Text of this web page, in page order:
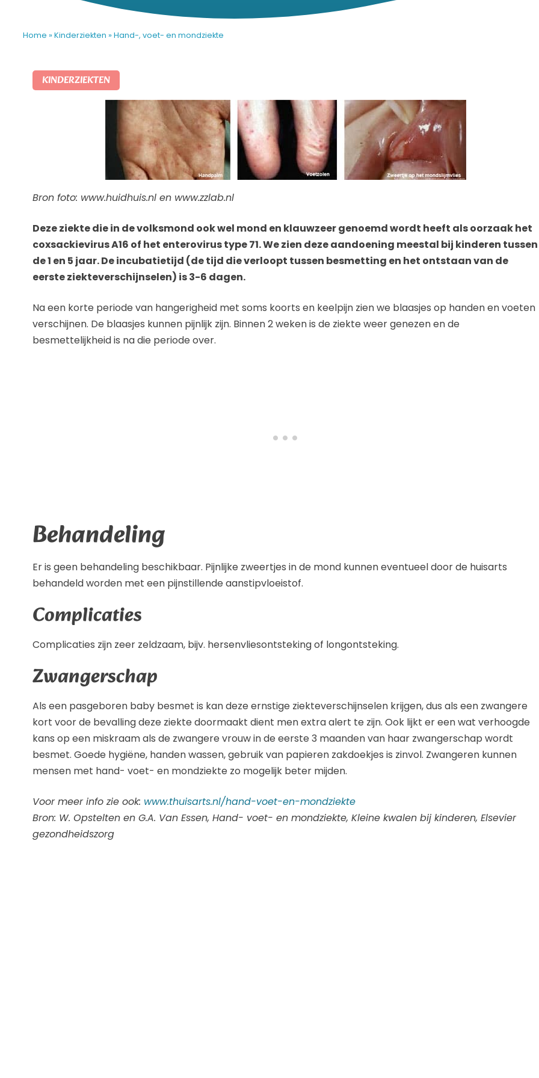
Home » Kinderziekten » Hand-, voet- en mondziekte
KINDERZIEKTEN
Bron foto: www.huidhuis.nl en www.zzlab.nl
Deze ziekte die in de volksmond ook wel mond en klauwzeer genoemd wordt heeft als oorzaak het
coxsackievirus A16 of het enterovirus type 71. We zien deze aandoening meestal bij kinderen tussen
de 1 en 5 jaar. De incubatietijd (de tijd die verloopt tussen besmetting en het ontstaan van de
eerste ziekteverschijnselen) is 3-6 dagen.
Na een korte periode van hangerigheid met soms koorts en keelpijn zien we blaasjes op handen en voeten
verschijnen. De blaasjes kunnen pijnlijk zijn. Binnen 2 weken is de ziekte weer genezen en de
besmettelijkheid is na die periode over.
Behandeling
Er is geen behandeling beschikbaar. Pijnlijke zweertjes in de mond kunnen eventueel door de huisarts
behandeld worden met een pijnstillende aanstipvloeistof.
Complicaties
Complicaties zijn zeer zeldzaam, bijv. hersenvliesontsteking of longontsteking.
Zwangerschap
Als een pasgeboren baby besmet is kan deze ernstige ziekteverschijnselen krijgen, dus als een zwangere
kort voor de bevalling deze ziekte doormaakt dient men extra alert te zijn. Ook lijkt er een wat verhoogde
kans op een miskraam als de zwangere vrouw in de eerste 3 maanden van haar zwangerschap wordt
besmet. Goede hygiëne, handen wassen, gebruik van papieren zakdoekjes is zinvol. Zwangeren kunnen
mensen met hand- voet- en mondziekte zo mogelijk beter mijden.
Voor meer info zie ook: www.thuisarts.nl/hand-voet-en-mondziekte
Bron: W. Opstelten en G.A. Van Essen, Hand- voet- en mondziekte, Kleine kwalen bij kinderen, Elsevier
gezondheidszorg